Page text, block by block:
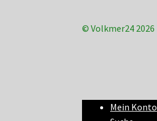
© Volkmer24 2026
Mein Konto